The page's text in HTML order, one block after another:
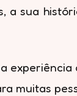
sua
muitas